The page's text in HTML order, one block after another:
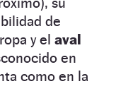
de
y el aval
en
como en la